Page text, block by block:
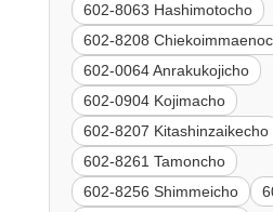
602-8063 Hashimotocho
602-8208
602-0064 Anrakukojicho
602-0904 Kojimacho
602-8207 Kitashinzaikecho
602-8261 Tamoncho
602-8256 Shimmeicho